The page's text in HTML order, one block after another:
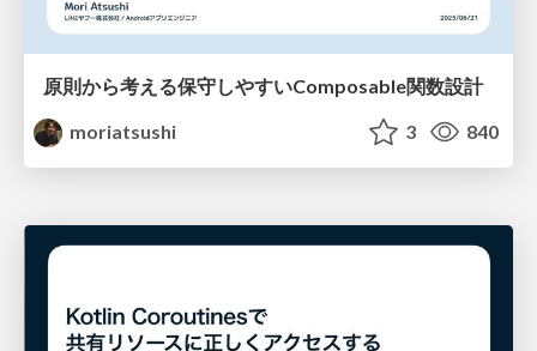
原則から考える保守しやすいComposable関数設計
moriatsushi
3 840